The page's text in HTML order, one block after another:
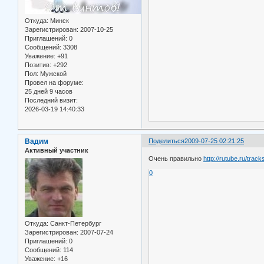
Откуда: Минск
Зарегистрирован: 2007-10-25
Приглашений: 0
Сообщений: 3308
Уважение: +91
Позитив: +292
Пол: Мужской
Провел на форуме:
25 дней 9 часов
Последний визит:
2026-03-19 14:40:33
Поделиться2009-07-25 02:21:25
Вадим
Активный участник
Откуда: Санкт-Петербург
Зарегистрирован: 2007-07-24
Приглашений: 0
Сообщений: 114
Уважение: +16
Очень правильноhttp://rutube.ru/
0